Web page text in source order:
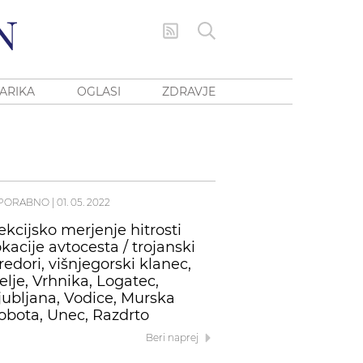
OGLASI ZDRAVJE
| 01. 05. 2022
merjenje hitrosti
avtocesta / trojanski
višnjegorski klanec,
Vrhnika, Logatec,
Vodice, Murska
Unec, Razdrto
Beri naprej